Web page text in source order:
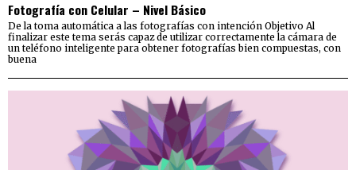
Fotografía con Celular – Nivel Básico
De la toma automática a las fotografías con intención Objetivo Al
finalizar este tema serás capaz de utilizar correctamente la cámara de
un teléfono inteligente para obtener fotografías bien compuestas, con
buena